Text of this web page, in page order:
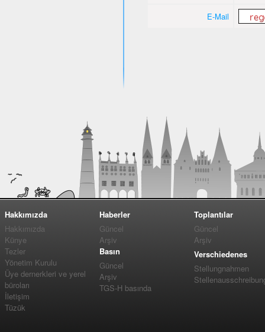
E-Mail
Hakkımızda
Hakkımızda
Künye
Tezler
Yönetim Kurulu
Üye dernerkleri ve yerel
büroları
İletişim
Tüzük
Haberler
Güncel
Arşiv
Basın
Güncel
Arşiv
TGS-H basında
Toplantılar
Güncel
Arşiv
Verschiedenes
Stellungnahmen